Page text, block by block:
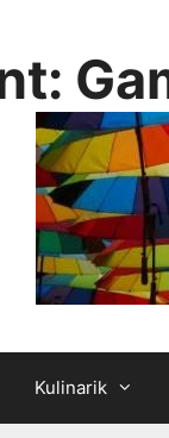
Kulinarik